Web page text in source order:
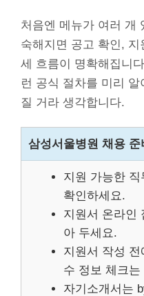
처음엔 메뉴가 여러 개
숙해지면 공고 확인, 지
세 흐름이 명확해집니
런 공식 절차를 미리
질 거라 생각합니다.
삼성서울병원 채용 준
지원 가능한
확인하세요.
지원서 온라인
아 두세요.
지원서 작성
수 정보 체크는
자기소개서는